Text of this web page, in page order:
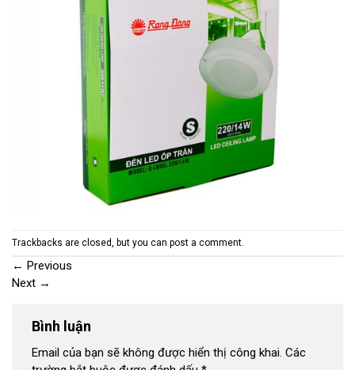
Trackbacks are closed, but you can post a comment.
← Previous
Next →
Bình luận
Email của bạn sẽ không được hiển thị công khai. Các